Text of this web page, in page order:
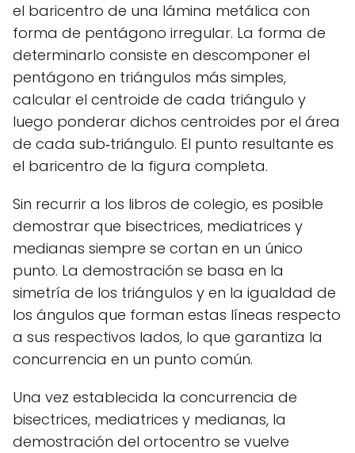
el baricentro de una lámina metálica con
forma de pentágono irregular. La forma de
determinarlo consiste en descomponer el
pentágono en triángulos más simples,
calcular el centroide de cada triángulo y
luego ponderar dichos centroides por el área
de cada sub‑triángulo. El punto resultante es
el baricentro de la figura completa.
Sin recurrir a los libros de colegio, es posible
demostrar que bisectrices, mediatrices y
medianas siempre se cortan en un único
punto. La demostración se basa en la
simetría de los triángulos y en la igualdad de
los ángulos que forman estas líneas respecto
a sus respectivos lados, lo que garantiza la
concurrencia en un punto común.
Una vez establecida la concurrencia de
bisectrices, mediatrices y medianas, la
demostración del ortocentro se vuelve